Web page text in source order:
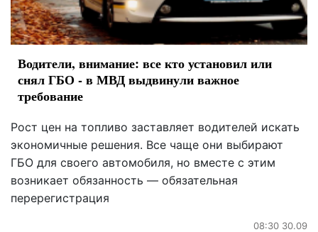
Водители, внимание: все кто установил или
снял ГБО - в МВД выдвинули важное
требование
Рост цен на топливо заставляет водителей искать
экономичные решения. Все чаще они выбирают
ГБО для своего автомобиля, но вместе с этим
возникает обязанность — обязательная
перерегистрация
08:30 30.09